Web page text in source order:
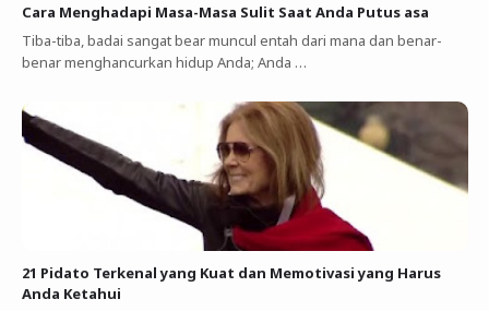
Cara Menghadapi Masa-Masa Sulit Saat Anda Putus asa
Tiba-tiba, badai sangat bear muncul entah dari mana dan benar-
benar menghancurkan hidup Anda; Anda …
21 Pidato Terkenal yang Kuat dan Memotivasi yang Harus
Anda Ketahui